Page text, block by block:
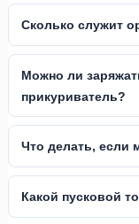
Сколько служит
Можно ли
прикуриватель?
Что делать, если
Какой пусковой